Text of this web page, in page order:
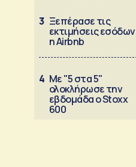
3 Ξεπέρασε τις
εκτιμήσεις εσόδων
η Airbnb
4 Με "5 στα 5"
ολοκλήρωσε την
εβδομάδα ο Stoxx
600